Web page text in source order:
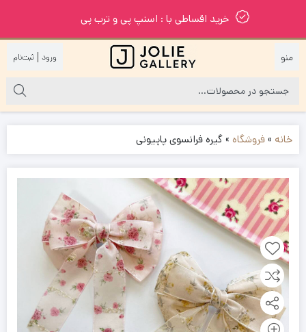
خرید اقساطی با : اسنپ پی و ترب پی
|
خانه »فروشگاه »گیره فرانسوی پاپیونی